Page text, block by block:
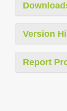
Version
Report